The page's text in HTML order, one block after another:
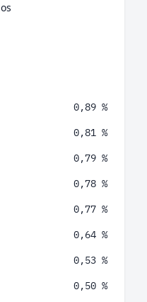
0,89 %
0,81 %
0,79 %
0,78 %
0,77 %
0,64 %
0,53 %
0,50 %